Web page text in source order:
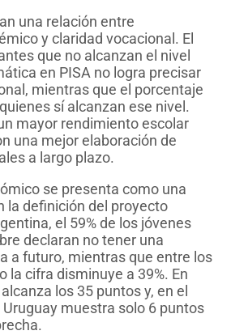
una relación entre
y claridad vocacional. El
que no alcanzan el nivel
en PISA no logra precisar
mientras que el porcentaje
sí alcanzan ese nivel.
mayor rendimiento escolar
una mejor elaboración de
a largo plazo.
se presenta como una
la definición del proyecto
el 59% de los jóvenes
declaran no tener una
a futuro, mientras que entre los
la cifra disminuye a 39%. En
los 35 puntos y, en el
muestra solo 6 puntos